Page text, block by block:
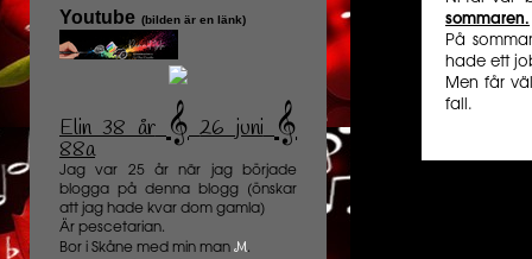
sommaren.
På
hade ett
Men får
fall.
Youtube (bilden är en länk)
Elin 38 år️𝄞 26 juni 𝄞
88a
Jag var 25 år när jag började
blogga på denna blogg (önskar
att jag hade kvar dom gamla)
Är pescetarian.
Bor i Skåne med min man M.